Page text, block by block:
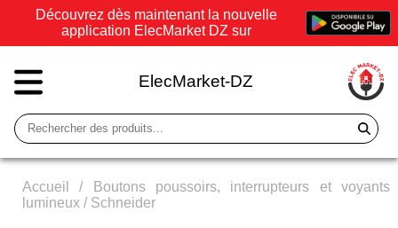
Découvrez dès maintenant la nouvelle
application ElecMarket DZ sur
ElecMarket-DZ
Accueil /
Boutons poussoirs, interrupteurs et voyants
lumineux/ Schneider